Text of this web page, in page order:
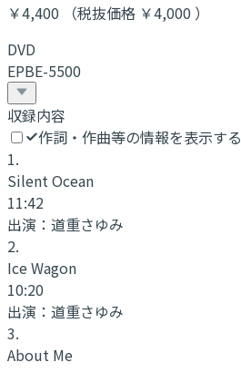
￥4,400 （税抜価格 ￥4,000 ）
DVD
EPBE-5500
収録内容
作詞・作曲等の情報を表示する
1.
Silent Ocean
11:42
出演： 道重さゆみ
2.
Ice Wagon
10:20
出演： 道重さゆみ
3.
About Me